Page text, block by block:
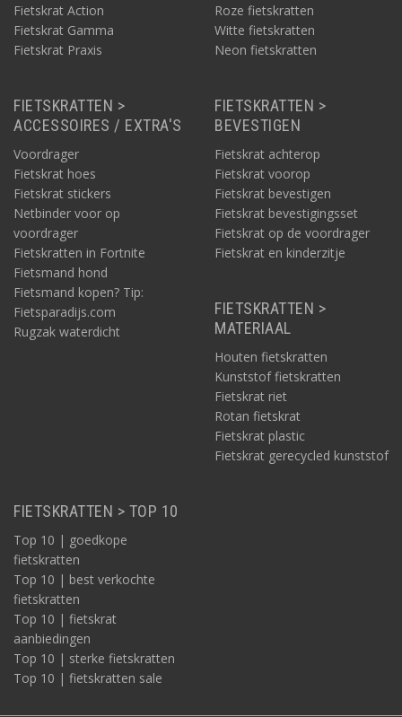
Fietskrat Action
Fietskrat Gamma
Fietskrat Praxis
Roze fietskratten
Witte fietskratten
Neon fietskratten
FIETSKRATTEN >
ACCESSOIRES / EXTRA'S
Voordrager
Fietskrat hoes
Fietskrat stickers
Netbinder voor op
voordrager
Fietskratten in Fortnite
Fietsmand hond
Fietsmand kopen? Tip:
Fietsparadijs.com
Rugzak waterdicht
FIETSKRATTEN >
BEVESTIGEN
Fietskrat achterop
Fietskrat voorop
Fietskrat bevestigen
Fietskrat bevestigingsset
Fietskrat op de voordrager
Fietskrat en kinderzitje
FIETSKRATTEN >
MATERIAAL
Houten fietskratten
Kunststof fietskratten
Fietskrat riet
Rotan fietskrat
Fietskrat plastic
Fietskrat gerecycled kunststof
FIETSKRATTEN > TOP 10
Top 10 | goedkope
fietskratten
Top 10 | best verkochte
fietskratten
Top 10 | fietskrat
aanbiedingen
Top 10 | sterke fietskratten
Top 10 | fietskratten sale